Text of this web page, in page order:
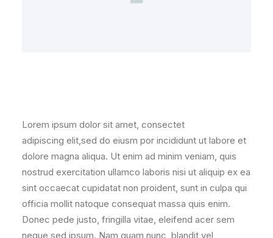
Lorem ipsum dolor sit amet, consectet
adipiscing elit,sed do eiusm por incididunt ut labore et
dolore magna aliqua. Ut enim ad minim veniam, quis
nostrud exercitation ullamco laboris nisi ut aliquip ex ea
sint occaecat cupidatat non proident, sunt in culpa qui
officia mollit natoque consequat massa quis enim.
Donec pede justo, fringilla vitae, eleifend acer sem
neque sed ipsum. Nam quam nunc, blandit vel,